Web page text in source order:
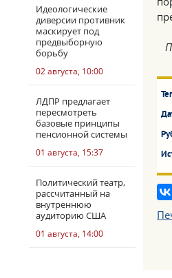
Идеологические
диверсии противник
маскирует под
предвыборную
борьбу
02 августа, 10:00
ЛДПР предлагает
пересмотреть
базовые принципы
пенсионной системы
01 августа, 15:37
Политический театр,
рассчитанный на
внутреннюю
аудиторию США
01 августа, 14:00